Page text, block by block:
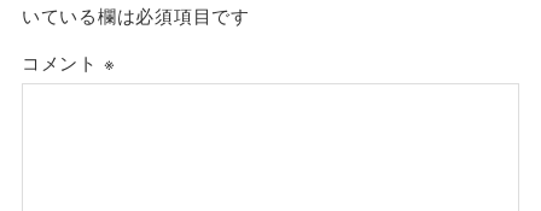
いている欄は必須項目です
コメント ※